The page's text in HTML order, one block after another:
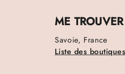
ME TROUVER
Savoie, France
Liste des boutiques